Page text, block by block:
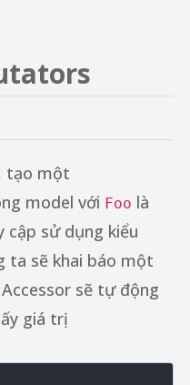
tạo một
model với Foo là
sử dụng kiểu
ta sẽ khai báo một
Accessor sẽ tự động
giá trị